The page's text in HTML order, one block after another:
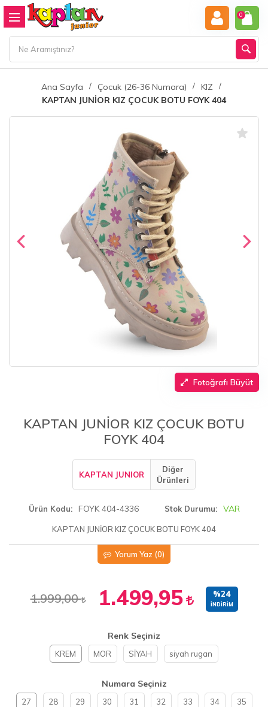
0
Ana Sayfa Çocuk (26-36 Numara)
KIZ
KAPTAN JUNİOR KIZ ÇOCUK BOTU FOYK 404
Fotoğrafı Büyüt
KAPTAN JUNİOR KIZ ÇOCUK BOTU
FOYK 404
KAPTAN JUNIOR
Diğer
Ürünleri
Ürün Kodu FOYK 404-4336 Stok Durumu VAR
KAPTAN JUNİOR KIZ ÇOCUK BOTU FOYK 404
Yorum Yaz (0)
1.999,00 1.499,95 %24
İNDIRIM
Renk Seçiniz
KREM MOR SİYAH siyah rugan
Numara Seçiniz
27 28 29 30 31 32 33 34 35